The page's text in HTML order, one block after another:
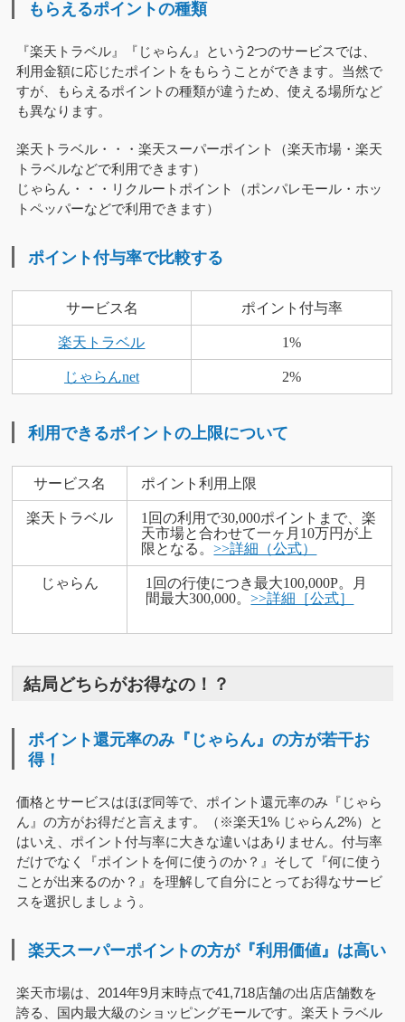
もらえるポイントの種類
『楽天トラベル』『じゃらん』という2つのサービスでは、
利用金額に応じたポイントをもらうことができます。当然で
すが、もらえるポイントの種類が違うため、使える場所など
も異なります。
楽天トラベル・・・楽天スーパーポイント（楽天市場・楽天
トラベルなどで利用できます）
じゃらん・・・リクルートポイント（ポンパレモール・ホッ
トペッパーなどで利用できます）
ポイント付与率で比較する
サービス名
ポイント付与率
楽天トラベル
1%
じゃらんnet
2%
利用できるポイントの上限について
サービス名
ポイント利用上限
楽天トラベル
1回の利用で30,000ポイントまで、楽
天市場と合わせて一ヶ月10万円が上
限となる。>>詳細（公式）
じゃらん
1回の行使につき最大100,000P。月
間最大300,000。>>詳細［公式］
結局どちらがお得なの！？
ポイント還元率のみ『じゃらん』の方が若干お
得！
価格とサービスはほぼ同等で、ポイント還元率のみ『じゃら
ん』の方がお得だと言えます。（※楽天1% じゃらん2%）と
はいえ、ポイント付与率に大きな違いはありません。付与率
だけでなく『ポイントを何に使うのか？』そして『何に使う
ことが出来るのか？』を理解して自分にとってお得なサービ
スを選択しましょう。
楽天スーパーポイントの方が『利用価値』は高い
楽天市場は、2014年9月末時点で41,718店舗の出店店舗数を
誇る、国内最大級のショッピングモールです。楽天トラベル